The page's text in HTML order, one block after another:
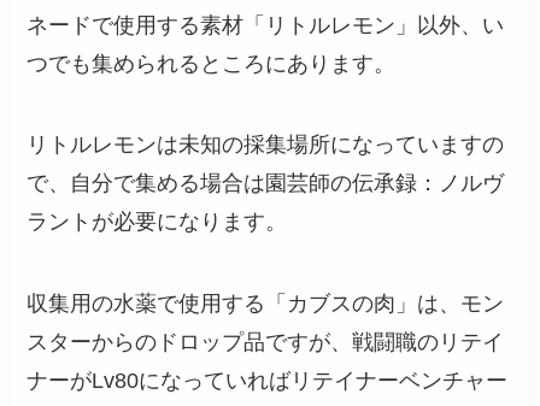
ネードで使用する素材「リトルレモン」以外、い
つでも集められるところにあります。
リトルレモンは未知の採集場所になっていますの
で、自分で集める場合は園芸師の伝承録：ノルヴ
ラント が必要になります。
収集用の水薬で使用する「カブスの肉」は、モン
スターからのドロップ品ですが、戦闘職のリテイ
ナーがLv80になっていればリテイナーベンチャー